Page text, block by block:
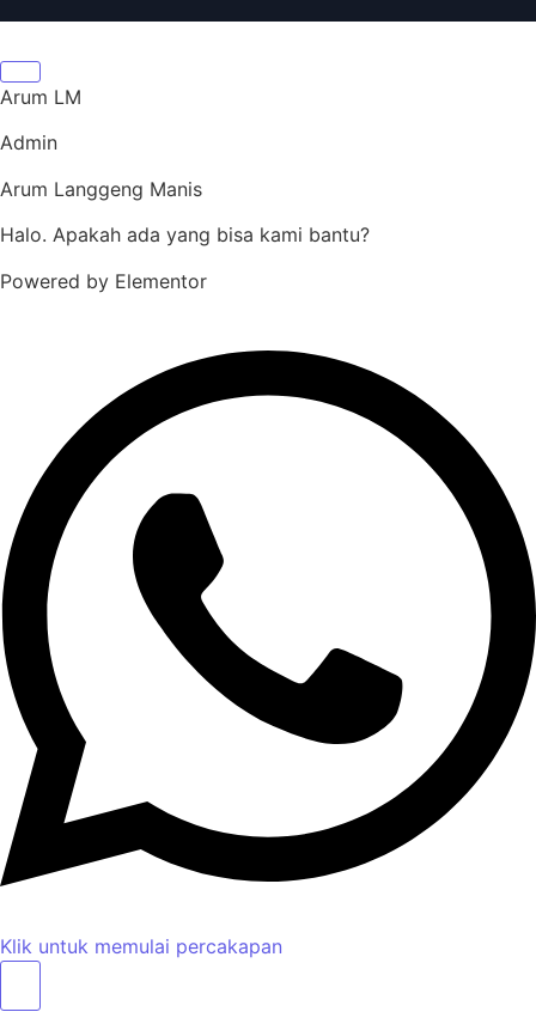
Arum LM
Admin
Arum Langgeng Manis
Halo. Apakah ada yang bisa kami bantu?
Powered by Elementor
Klik untuk memulai percakapan